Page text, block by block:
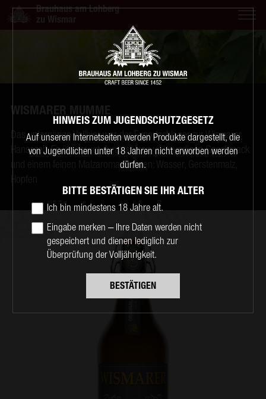
Brauhaus am Lohberg
Das untergärige Vollbier war der Exportschlager zur Wismarer
Hansezeit. Es überzeugt durch seinen vollmundigen Geschmack
und einem feinen Malzaroma. Zutaten: Wasser, Gerstenmalz,
HINWEIS ZUM JUGENDSCHUTZGESETZ
Auf unseren Internetseiten werden Produkte dargestellt, die
von Jugendlichen unter 18 Jahren nicht erworben werden
dürfen.
BITTE BESTÄTIGEN SIE IHR ALTER
Ich bin mindestens 18 Jahre alt.
Eingabe merken ‒ Ihre Daten werden nicht
gespeichert und dienen lediglich zur
Überprüfung der Volljährigkeit.